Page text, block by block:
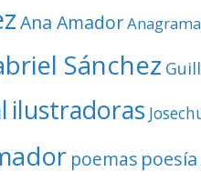
e
Ana AmadorAnagrama
Sánchez
ilustradoras
poemas poesía